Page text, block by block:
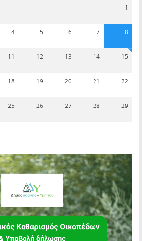
1
4 5 6 7 8
11 12 13 14 15
18 19 20 21 22
25 26 27 28 29